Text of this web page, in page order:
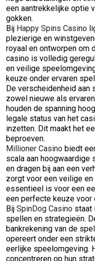
een aantrekkelijke optie
gokken.
Bij Happy Spins Casino
plezierige en
royaal en ontworpen om
casino is volledig
en veilige
keuze onder ervaren
De verscheidenheid aan
zowel nieuwe als
houden de spanning
legale status van het
inzetten. Dit maakt het
beproeven.
Millioner Casino biedt
scala aan hoogwaardige
en dragen bij aan een
zorgt voor een veilige
essentieel is voor een
een perfecte keuze voor
Bij SpinDog Casino staat
spellen en strategieën.
bankrekening van de
opereert onder een
eerlijke speelomgeving.
concentreren op hun